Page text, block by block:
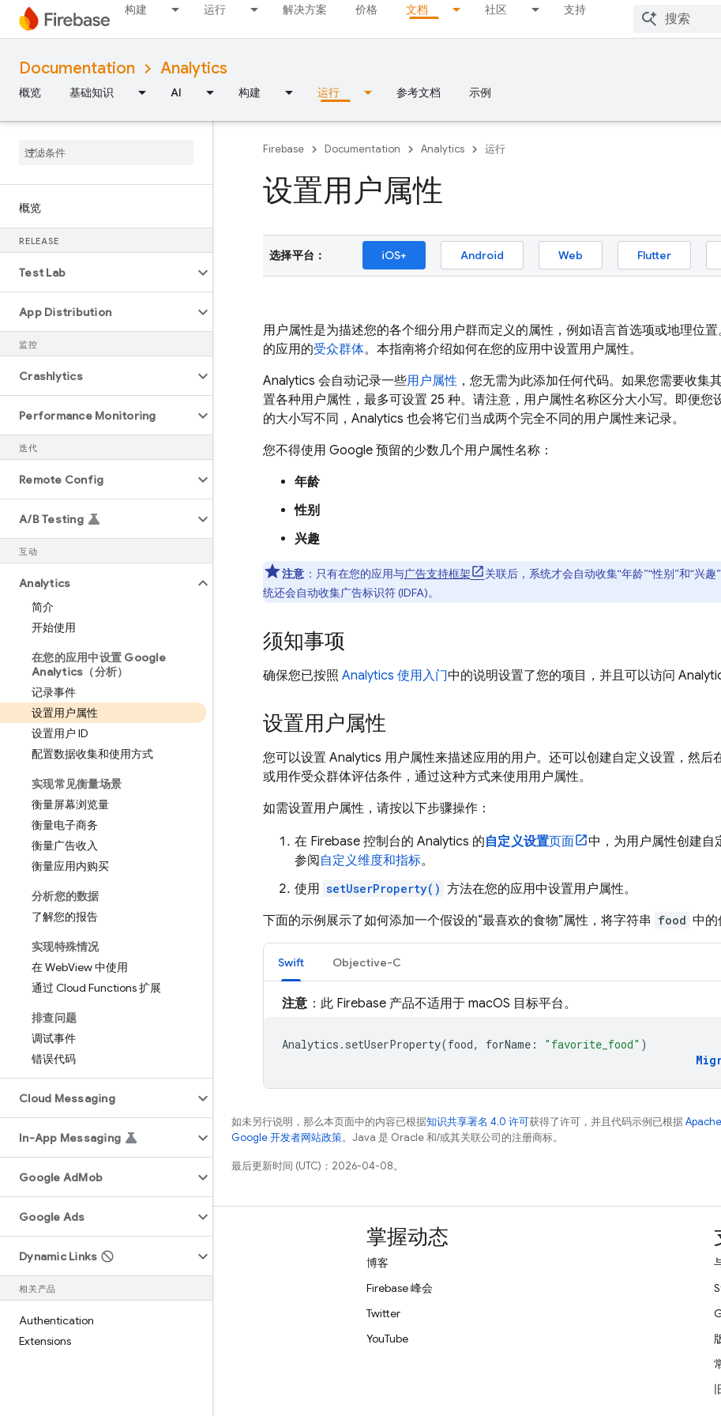
构建 运行 解决方案 价格 文档 社区 支持
Documentation Analytics
概览 基础知识 AI 构建 运行 参考文档 示例
概览
RELEASE
Test Lab
App Distribution
监控
Crashlytics
Performance Monitoring
迭代
Remote Config
A/B Testing
互动
Analytics
简介
开始使用
在您的应用中设置 Google
Analytics（分析）
记录事件
设置用户属性
设置用户 ID
配置数据收集和使用方式
实现常见衡量场景
衡量屏幕浏览量
衡量电子商务
衡量广告收入
衡量应用内购买
分析您的数据
了解您的报告
实现特殊情况
在 WebView 中使用
通过 Cloud Functions 扩展
排查问题
调试事件
错误代码
Cloud Messaging
In-App Messaging
Google AdMob
Google Ads
Dynamic Links
相关产品
Authentication
Extensions
Firebase Documentation Analytics 运行
设置用户属性
选择平台： iOS+ Android Web Flutter
用户属性是为描述您的各个细分用户群而定义的属性，例如语言首选项或地理位
的应用的受众群体。本指南将介绍如何在您的应用中设置用户属性。
Analytics 会自动记录一些用户属性 ，您无需为此添加任何代码。如果您需要收集
置各种用户属性，最多可设置 25 种。请注意，用户属性名称区分大小写。即便您
的大小写不同，Analytics 也会将它们当成两个完全不同的用户属性来记录。
您不得使用 Google 预留的少数几个用户属性名称：
年龄
性别
兴趣
注意 ： 只有在您的应用与广告支持框架
关联后，系统才会自动收集“年龄”“性别”和“兴
统还会自动收集广告标识符 (IDFA)。
须知事项
确保您已按照 Analytics 使用入门中的说明设置了您的项目，并且可以访问
设置用户属性
您可以设置 Analytics 用户属性来描述应用的用户。还可以创建自定义设置，然后
或用作受众群体评估条件，通过这种方式来使用用户属性。
如需设置用户属性，请按以下步骤操作：
在 Firebase 控制台的 Analytics 的自定义设置页面
中，为用户属性创建自
参阅 自定义维度和指标。
使用 setUserProperty() 方法在您的应用中设置用户属性。
下面的示例展示了如何添加一个假设的“最喜欢的食物”属性，将字符串 food 中的
Swift Objective-C
注意：此 Firebase 产品不适用于 macOS 目标平台。
Analytics . setUserProperty(food, forName : "favorite_food" )
如未另行说明，那么本页面中的内容已根据知识共享署名 4.0 许可获得了许可，并且代码示例已根据
Google 开发者网站政策。Java 是 Oracle 和/或其关联公司的注册商标。
最后更新时间 (UTC)：2026-04-08。
学习
指南
参考
示例
库
掌握动态
博客
Firebase 峰会
Twitter
YouTube